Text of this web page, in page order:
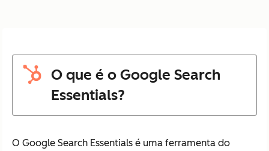
O que é o Google Search
Essentials?
O Google Search Essentials é uma ferramenta do